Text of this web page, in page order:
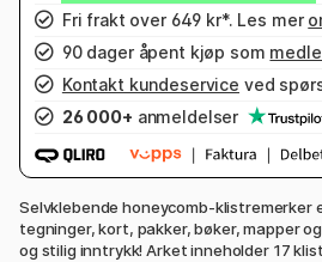
Fri frakt over 649 kr*. Les mer
90 dager åpent kjøp som
Kontakt kundeservice ved
26 000+ anmeldelser
Selvklebende honeycomb-klistremerker
tegninger, kort, pakker, bøker, mapper
og stilig inntrykk! Arket inneholder 17